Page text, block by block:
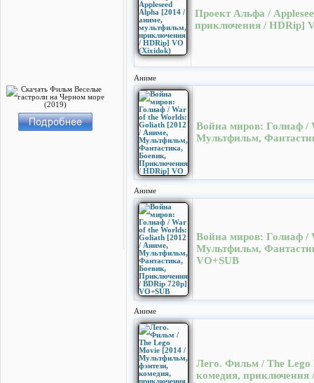
Проект Альфа /
приключения / HDRip]
Аниме
Война миров: Голиаф /
Мультфильм,
Аниме
Война миров: Голиаф /
Мультфильм,
VO+SUB
Аниме
Лего. Фильм / The Lego
комедия,